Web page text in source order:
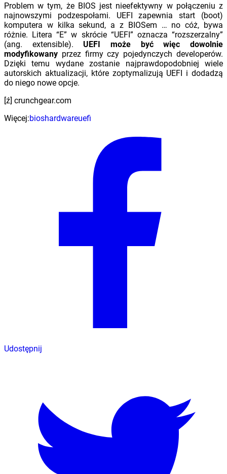
Problem w tym, że BIOS jest nieefektywny w połączeniu z
najnowszymi podzespołami. UEFI zapewnia start (boot)
komputera w kilka sekund, a z BIOSem … no cóż, bywa
różnie. Litera “E” w skrócie “UEFI” oznacza “rozszerzalny”
(ang. extensible). UEFI może być więc dowolnie
modyfikowany przez firmy czy pojedynczych developerów.
Dzięki temu wydane zostanie najprawdopodobniej wiele
autorskich aktualizacji, które zoptymalizują UEFI i dodadzą
do niego nowe opcje.
[ź] crunchgear.com
Więcej:bioshardwareuefi
Udostępnij